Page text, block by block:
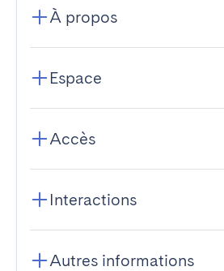
À propos
Espace
Accès
Interactions
Autres informations